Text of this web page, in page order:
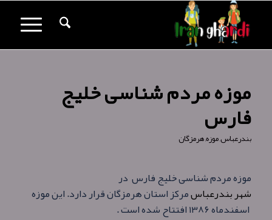
موزه مردم‌ شناسی خلیج
فارس
بندرعباس,موزه,هرمزگان
موزه مردم‌ شناسی خلیج فارس در
شهر بندرعباسمرکز استان هرمزگان قرار دارد. این موزه
اسفندماه ۱۳۸۶ افتتاح شده است .